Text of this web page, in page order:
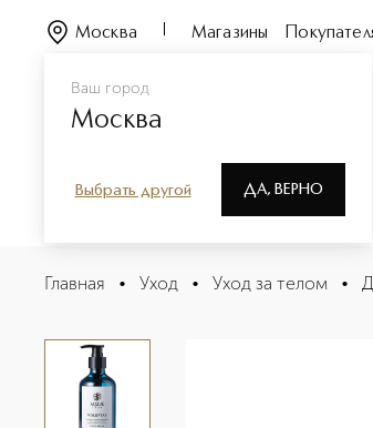
Ваш город
Москва
Выбрать другой ДА, ВЕРНО
Москва Магазины
Парфюмерия
VOLUPTAS Гель для тела
Главная • Уход • Уход за телом •